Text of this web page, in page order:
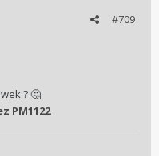
#709
? 🤔
PM1122